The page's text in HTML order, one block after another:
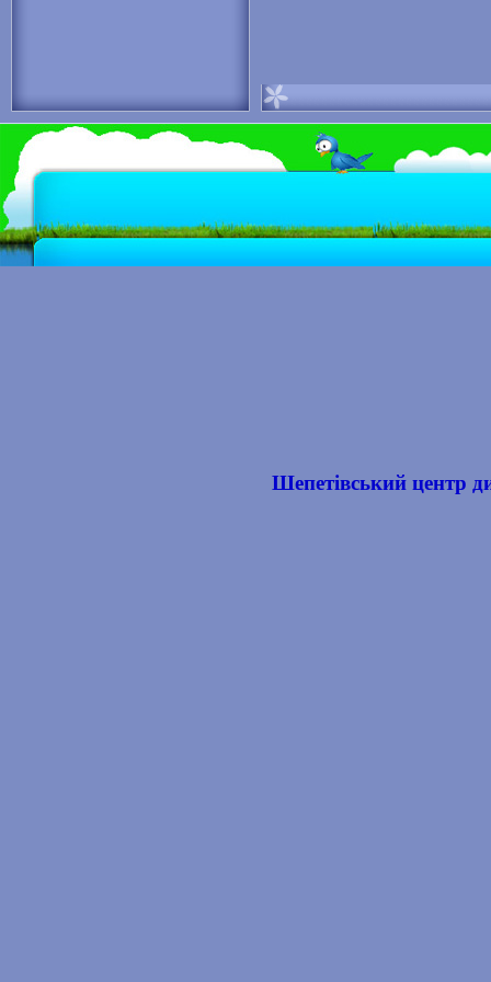
Шепетівський центр